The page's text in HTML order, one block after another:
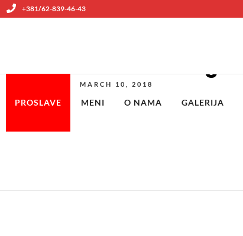
+381/62-839-46-43
PROSLAVE MENI O NAMA GALERIJA
MARCH 10, 2018